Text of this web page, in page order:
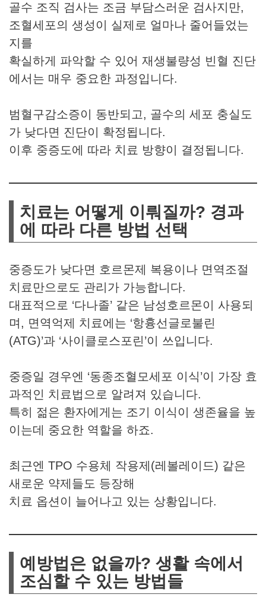
골수 조직 검사는 조금 부담스러운 검사지만,
조혈세포의 생성이 실제로 얼마나 줄어들었는
지를
확실하게 파악할 수 있어 재생불량성 빈혈 진단
에서는 매우 중요한 과정입니다.
범혈구감소증이 동반되고, 골수의 세포 충실도
가 낮다면 진단이 확정됩니다.
이후 중증도에 따라 치료 방향이 결정됩니다.
치료는 어떻게 이뤄질까? 경과
에 따라 다른 방법 선택
중증도가 낮다면 호르몬제 복용이나 면역조절
치료만으로도 관리가 가능합니다.
대표적으로 ‘다나졸’ 같은 남성호르몬이 사용되
며, 면역억제 치료에는 ‘항흉선글로불린
(ATG)’과 ‘사이클로스포린’이 쓰입니다.
중증일 경우엔 ‘동종조혈모세포 이식’이 가장 효
과적인 치료법으로 알려져 있습니다.
특히 젊은 환자에게는 조기 이식이 생존율을 높
이는데 중요한 역할을 하죠.
최근엔 TPO 수용체 작용제(레볼레이드) 같은
새로운 약제들도 등장해
치료 옵션이 늘어나고 있는 상황입니다.
예방법은 없을까? 생활 속에서
조심할 수 있는 방법들